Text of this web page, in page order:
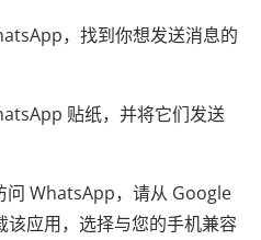
，找到你想发送消息的
贴纸，并将它们发送
问 WhatsApp，请从 Google
应用，选择与您的手机兼容